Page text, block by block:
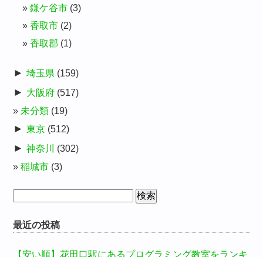
鎌ケ谷市 (3)
香取市 (2)
香取郡 (1)
► 埼玉県 (159)
► 大阪府 (517)
未分類 (19)
► 東京 (512)
► 神奈川
(302)
稲城市 (3)
最近の投稿
【安い順】花田口駅にあるプログラミング教室をランキ